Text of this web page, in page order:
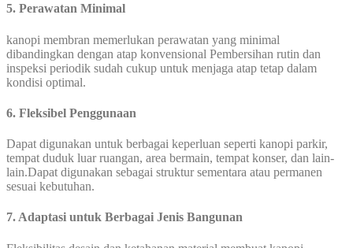
5. Perawatan Minimal
kanopi membran memerlukan perawatan yang minimal
dibandingkan dengan atap konvensional Pembersihan rutin dan
inspeksi periodik sudah cukup untuk menjaga atap tetap dalam
kondisi optimal.
6. Fleksibel Penggunaan
Dapat digunakan untuk berbagai keperluan seperti kanopi parkir,
tempat duduk luar ruangan, area bermain, tempat konser, dan lain-
lain.Dapat digunakan sebagai struktur sementara atau permanen
sesuai kebutuhan.
7. Adaptasi untuk Berbagai Jenis Bangunan